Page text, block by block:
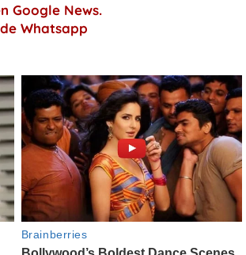
Google News.
Whatsapp